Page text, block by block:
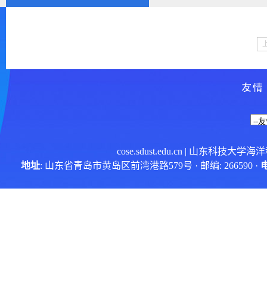
cose.sdust.edu.cn | 山东科技大学海
地址: 山东省青岛市黄岛区前湾港路579号 · 邮编: 266590 ·